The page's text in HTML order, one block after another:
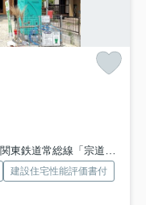
関東鉄道常総線「宗道」駅 徒歩33分車7分 2.6km
建設住宅性能評価書付